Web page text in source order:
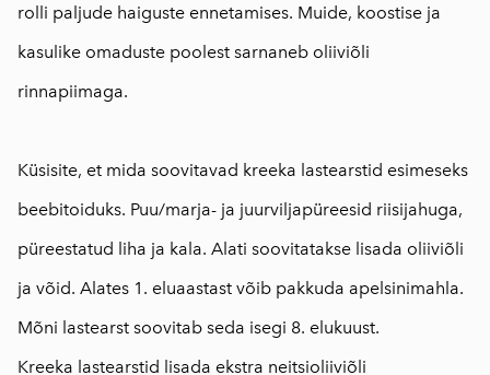
rolli paljude haiguste ennetamises. Muide, koostise ja
kasulike omaduste poolest sarnaneb oliiviõli
rinnapiimaga.
Küsisite, et mida soovitavad kreeka lastearstid esimeseks
beebitoiduks. Puu/marja- ja juurviljapüreesid riisijahuga,
püreestatud liha ja kala. Alati soovitatakse lisada oliiviõli
ja võid. Alates 1. eluaastast võib pakkuda apelsinimahla.
Mõni lastearst soovitab seda isegi 8. elukuust.
Kreeka lastearstid lisada ekstra neitsioliiviõli